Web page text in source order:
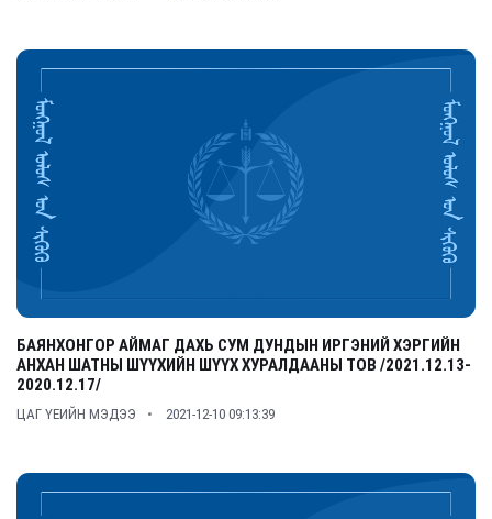
БАЯНХОНГОР АЙМАГ ДАХЬ СУМ ДУНДЫН ИРГЭНИЙ ХЭРГИЙН
АНХАН ШАТНЫ ШҮҮХИЙН ШҮҮХ ХУРАЛДААНЫ ТОВ /2021.12.13-
2020.12.17/
ЦАГ ҮЕИЙН МЭДЭЭ 2021-12-10 09:13:39